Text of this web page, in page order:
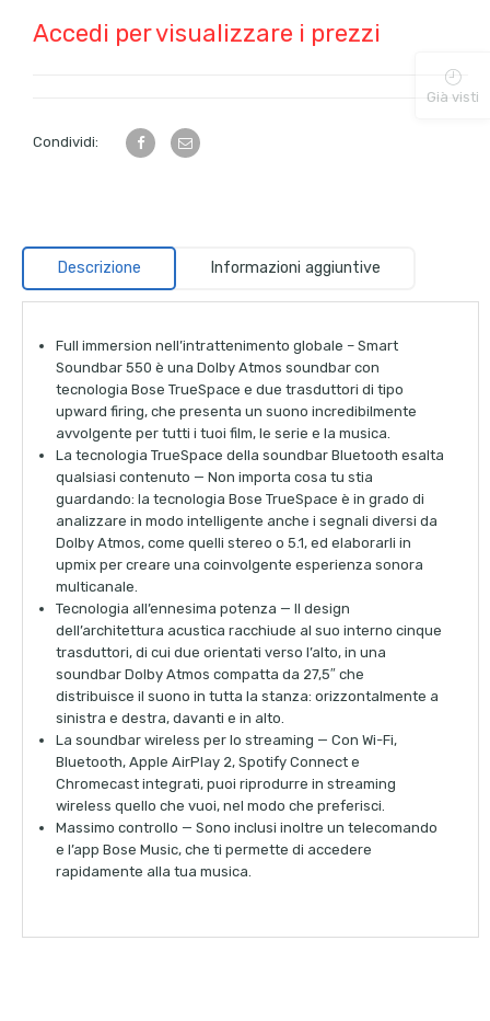
Accedi per visualizzare i prezzi
Condividi:
Descrizione Informazioni aggiuntive
Full immersion nell’intrattenimento globale – Smart
Soundbar 550 è una Dolby Atmos soundbar con
tecnologia Bose TrueSpace e due trasduttori di tipo
upward firing, che presenta un suono incredibilmente
avvolgente per tutti i tuoi film, le serie e la musica.
La tecnologia TrueSpace della soundbar Bluetooth esalta
qualsiasi contenuto — Non importa cosa tu stia
guardando: la tecnologia Bose TrueSpace è in grado di
analizzare in modo intelligente anche i segnali diversi da
Dolby Atmos, come quelli stereo o 5.1, ed elaborarli in
upmix per creare una coinvolgente esperienza sonora
multicanale.
Tecnologia all’ennesima potenza — Il design
dell’architettura acustica racchiude al suo interno cinque
trasduttori, di cui due orientati verso l’alto, in una
soundbar Dolby Atmos compatta da 27,5″ che
distribuisce il suono in tutta la stanza: orizzontalmente a
sinistra e destra, davanti e in alto.
La soundbar wireless per lo streaming — Con Wi-Fi,
Bluetooth, Apple AirPlay 2, Spotify Connect e
Chromecast integrati, puoi riprodurre in streaming
wireless quello che vuoi, nel modo che preferisci.
Massimo controllo — Sono inclusi inoltre un telecomando
e l’app Bose Music, che ti permette di accedere
rapidamente alla tua musica.
Già visti